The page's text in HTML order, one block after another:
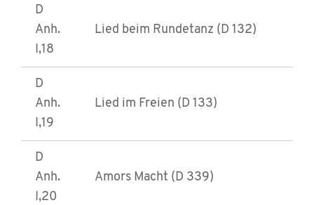
D
Anh.
I,18
Lied beim Rundetanz (D 132)
D
Anh.
I,19
Lied im Freien (D 133)
D
Anh.
I,20
Amors Macht (D 339)